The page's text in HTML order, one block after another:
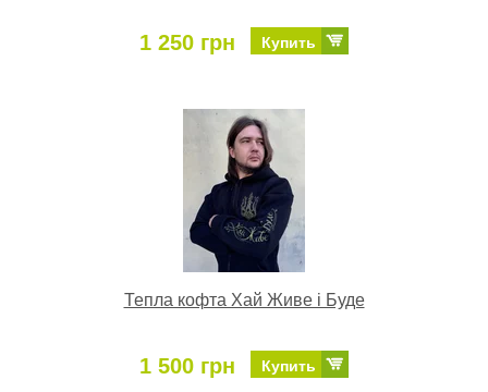
1 250 грн Купить
Тепла кофта Хай Живе і Буде
1 500 грн Купить